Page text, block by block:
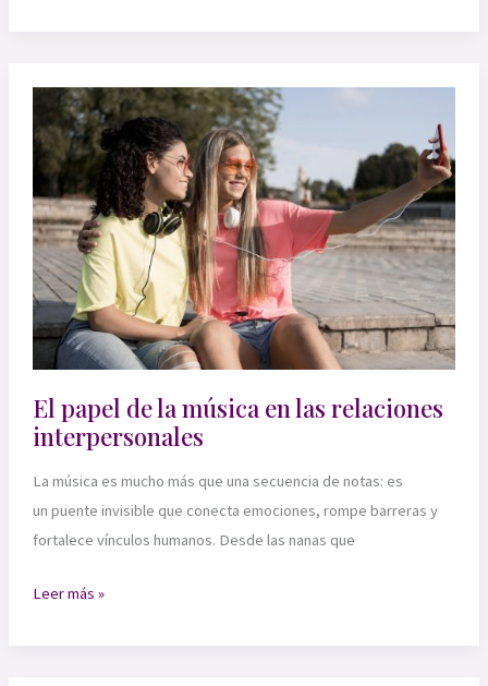
memes
musicales:
cómo
canciones
se
vuelven
virales
El papel de la música en las relaciones
interpersonales
La música es mucho más que una secuencia de notas: es
un puente invisible que conecta emociones, rompe barreras y
fortalece vínculos humanos. Desde las nanas que
El
Leer más »